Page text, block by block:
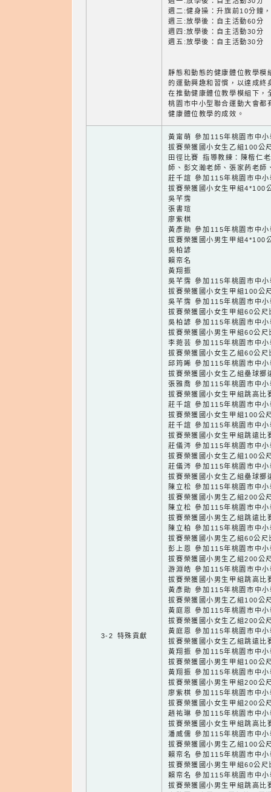
週二:健身操：升旗前10分鐘
週三:放學後：自主活動60分
週四:放學後：自主活動30分
週五:放學後：自主活動30分
靜態和動態的健康體位教學模
的運動興趣和習慣，以達成終
在推動健康體位教學模組下，
桃園市中小型聯合運動大會都
健康體位教學的成效。
3-2 特殊貢獻
黃甯萌 參加115年桃園市中
拔賽榮獲國小女生乙組100公
田徑比賽 指導教練：陳楷仁
師、彭文瀚老師、張家菂老師
莊千誼 參加115年桃園市中
拔賽榮獲國小女生甲組4*100
吳芊霈
張書瑄
廖紫棋
黃彥勛 參加115年桃園市中
拔賽榮獲國小男生甲組4*100
吳柏諺
賴帟名
黃翔振
吳芊霈 參加115年桃園市中
拔賽榮獲國小女生甲組100公
吳芊霈 參加115年桃園市中
拔賽榮獲國小女生甲組60公尺
吳柏諺 參加115年桃園市中
拔賽榮獲國小男生甲組60公尺
李菀芸 參加115年桃園市中
拔賽榮獲國小女生乙組60公尺
邱筠睎 參加115年桃園市中
拔賽榮獲國小女生乙組壘球擲
張雅喬 參加115年桃園市中
拔賽榮獲國小女生甲組跳高比
莊千誼 參加115年桃園市中
拔賽榮獲國小女生甲組100公
莊千誼 參加115年桃園市中
拔賽榮獲國小女生甲組跳遠比
莊儀涔 參加115年桃園市中
拔賽榮獲國小女生乙組100公
莊儀涔 參加115年桃園市中
拔賽榮獲國小女生乙組壘球擲
陳立松 參加115年桃園市中
拔賽榮獲國小男生乙組200公
陳立松 參加115年桃園市中
拔賽榮獲國小男生乙組跳遠比
陳立柏 參加115年桃園市中
拔賽榮獲國小男生乙組60公尺
彭上恩 參加115年桃園市中
拔賽榮獲國小男生乙組200公
游淵皓 參加115年桃園市中
拔賽榮獲國小男生甲組跳高比
黃彥勛 參加115年桃園市中
拔賽榮獲國小男生乙組100公
黃庭恩 參加115年桃園市中
拔賽榮獲國小女生乙組200公
黃庭恩 參加115年桃園市中
拔賽榮獲國小女生乙組跳遠比
黃翔振 參加115年桃園市中
拔賽榮獲國小男生甲組100公
黃翔振 參加115年桃園市中
拔賽榮獲國小男生甲組200公
廖紫棋 參加115年桃園市中
拔賽榮獲國小女生甲組200公
趙祐琳 參加115年桃園市中
拔賽榮獲國小女生甲組跳高比
潘威儒 參加115年桃園市中
拔賽榮獲國小男生乙組100公
賴帟名 參加115年桃園市中
拔賽榮獲國小男生甲組60公尺
賴帟名 參加115年桃園市中
拔賽榮獲國小男生甲組跳高比